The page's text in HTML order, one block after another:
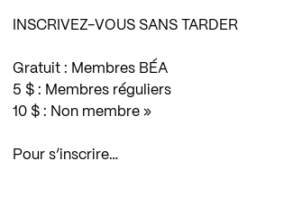
INSCRIVEZ-VOUS SANS TARDER
Gratuit : Membres BÉA
5 $ : Membres réguliers
10 $ : Non membre »
Pour s’inscrire…